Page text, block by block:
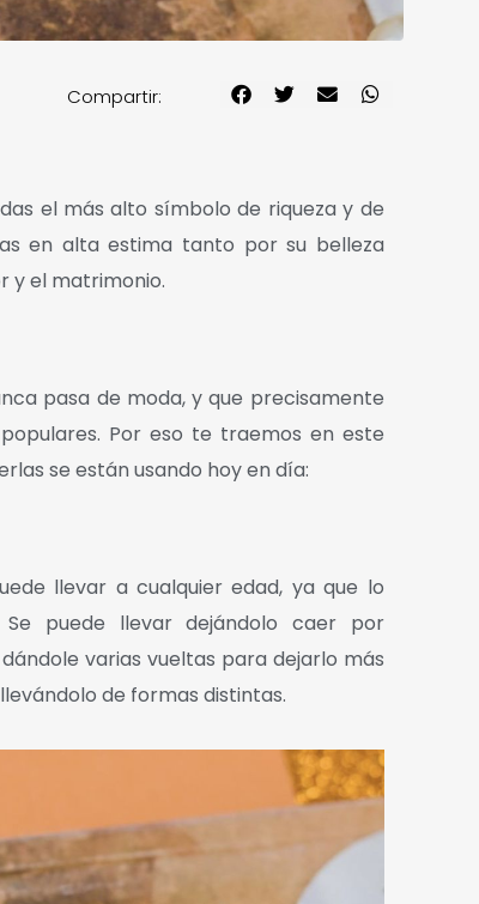
Compartir:
el más alto símbolo de riqueza y de
en alta estima tanto por su belleza
y el matrimonio.
pasa de moda, y que precisamente
Por eso te traemos en este
se están usando hoy en día:
llevar a cualquier edad, ya que lo
puede llevar dejándolo caer por
varias vueltas para dejarlo más
de formas distintas.